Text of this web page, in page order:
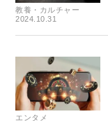
教養・カルチャー
2024.10.31
エンタメ